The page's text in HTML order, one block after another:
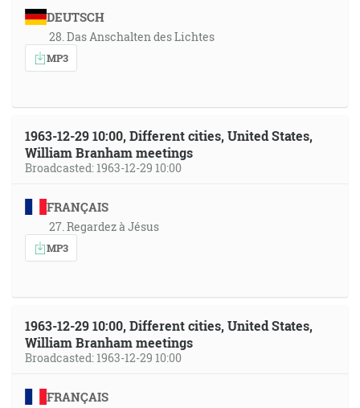
DEUTSCH
28. Das Anschalten des Lichtes
MP3
1963-12-29 10:00, Different cities, United States,
William Branham meetings
Broadcasted: 1963-12-29 10:00
FRANÇAIS
27. Regardez à Jésus
MP3
1963-12-29 10:00, Different cities, United States,
William Branham meetings
Broadcasted: 1963-12-29 10:00
FRANÇAIS